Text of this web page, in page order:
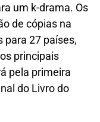
um k-drama. Os
de cópias na
para 27 países,
principais
pela primeira
do Livro do